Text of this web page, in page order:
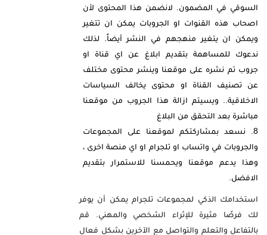
السوقي في المضمون. لانضمن هذا المحتوى لأن
اصحاب هذه القنوات او الجروبات يمكن ان تتغير
ويمكن ان يتغير منهجهم في النشر أيضاً. لذلك
ندعوك للمساهمة بتقديم ابلاغ عن اي قناة او
جروب تم نشره على موقعنا وينشر محتوى مختلف
عن تصنيف القناة او محتوى يخالف السياسات
الاخلاقية.. ويسيتم ازالة هذا الجروب من موقعنا
مباشرة بعد التحقق من البلاغ
نسعد بمشاركتكم لموقعنا على المجموعات
والجروبات في واتساب او تلجرام او اي منصة اخرى ،
وهذا يدعم موقعنا ويحمسنا للاستمرار بتقديم
الافضل.
استخدامك الذكي لمجموعات تلجرام يمكن أن يوفر
لك فرصًا مثيرة للإثراء الشخصي والمهني. قم
بالتفاعل والتعلم والتواصل مع الآخرين بشكل فعال